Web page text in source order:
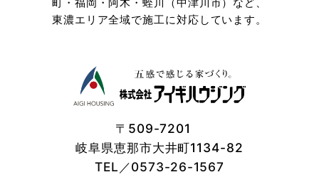
東濃エリア全域で施工に対応しています。
〒509-7201
岐阜県恵那市大井町1134-82
TEL／0573-26-1567